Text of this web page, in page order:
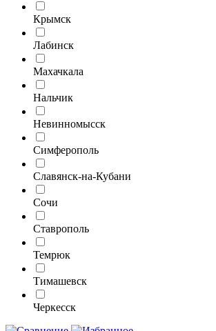
Крымск
Лабинск
Махачкала
Нальчик
Невинномысск
Симферополь
Славянск-на-Кубани
Сочи
Ставрополь
Темрюк
Тимашевск
Черкесск